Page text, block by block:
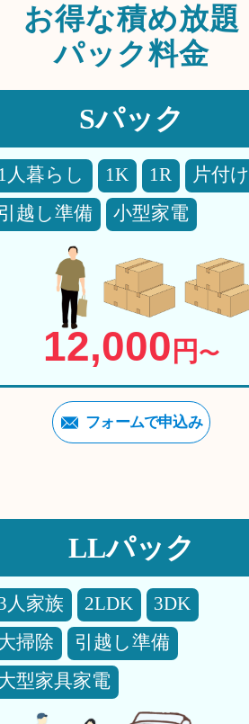
お得な積め放題
パック料金
Sパック
1人暮らし 1K 1R
片付け
越し準備
小型家電
12,000 円 〜
フォームで申込み
LLパック
人家族 2LDK
3DK
掃除
引越し準備
型家具家電